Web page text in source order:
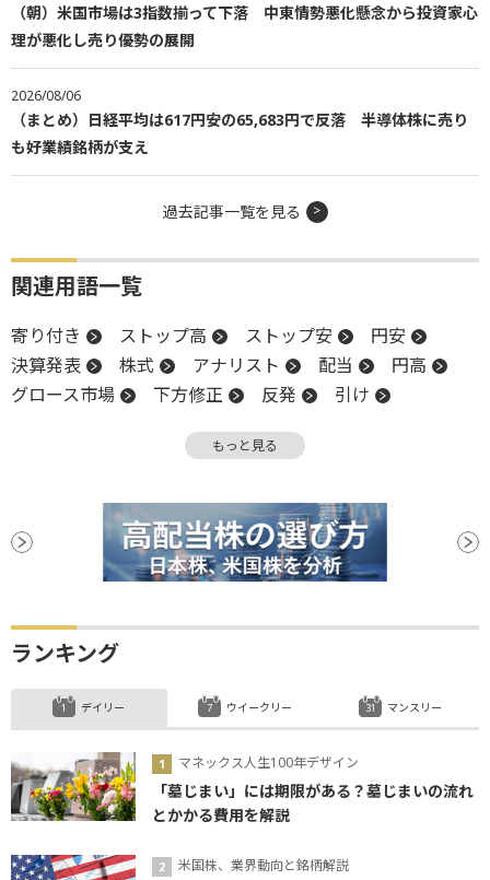
（朝）米国市場は3指数揃って下落 中東情勢悪化懸念から投資家心
理が悪化し売り優勢の展開
2026/08/06
（まとめ）日経平均は617円安の65,683円で反落 半導体株に売り
も好業績銘柄が支え
過去記事一覧を見る
関連用語一覧
寄り付き ストップ高 ストップ安
円安
決算発表
株式 アナリスト 配当
円高
グロース市場
下方修正 反発
引け
新興市場
TOB
もっと見る
ランキング
デイリー
マネックス人生100年デザイン
「墓じまい」には期限がある？墓じまいの流れ
とかかる費用を解説
米国株、業界動向と銘柄解説
ウイークリー マンスリー